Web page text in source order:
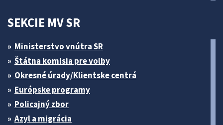
SEKCIE MV SR
Ministerstvo vnútra SR
Štátna komisia pre volby
Okresné úrady/Klientske centrá
Európske programy
Policajný zbor
Azyl a migrácia